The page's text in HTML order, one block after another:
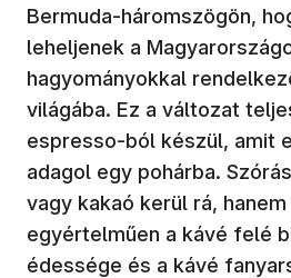
Bermuda-háromszögön,
leheljenek a
hagyományokkal
világába. Ez a változat
espresso-ból készül, amit
adagol egy pohárba.
vagy kakaó kerül rá,
egyértelműen a kávé felé
édessége és a kávé